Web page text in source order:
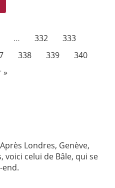
… 332
333
338 339
340
»
Londres, Genève,
voici celui de Bâle, qui se